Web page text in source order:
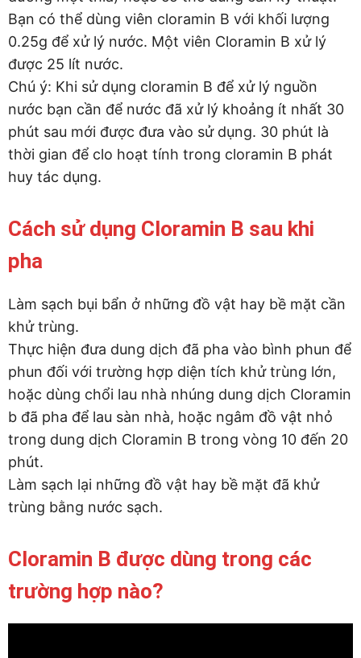
Bạn có thể dùng viên cloramin B với khối lượng
0.25g để xử lý nước. Một viên Cloramin B xử lý
được 25 lít nước.
Chú ý: Khi sử dụng cloramin B để xử lý nguồn
nước bạn cần để nước đã xử lý khoảng ít nhất 30
phút sau mới được đưa vào sử dụng. 30 phút là
thời gian để clo hoạt tính trong cloramin B phát
huy tác dụng.
Cách sử dụng Cloramin B sau khi
pha
Làm sạch bụi bẩn ở những đồ vật hay bề mặt cần
khử trùng.
Thực hiện đưa dung dịch đã pha vào bình phun để
phun đối với trường hợp diện tích khử trùng lớn,
hoặc dùng chổi lau nhà nhúng dung dịch Cloramin
b đã pha để lau sàn nhà, hoặc ngâm đồ vật nhỏ
trong dung dịch Cloramin B trong vòng 10 đến 20
phút.
Làm sạch lại những đồ vật hay bề mặt đã khử
trùng bằng nước sạch.
Cloramin B được dùng trong các
trường hợp nào?